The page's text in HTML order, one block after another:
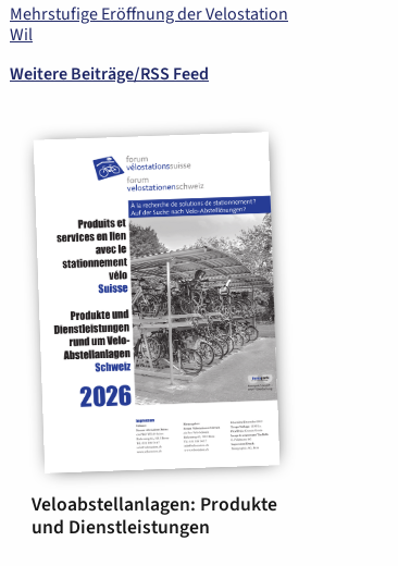
Mehrstufige Eröffnung der Velostation
Wil
Weitere Beiträge/RSS Feed
Veloabstellanlagen: Produkte
und Dienstleistungen